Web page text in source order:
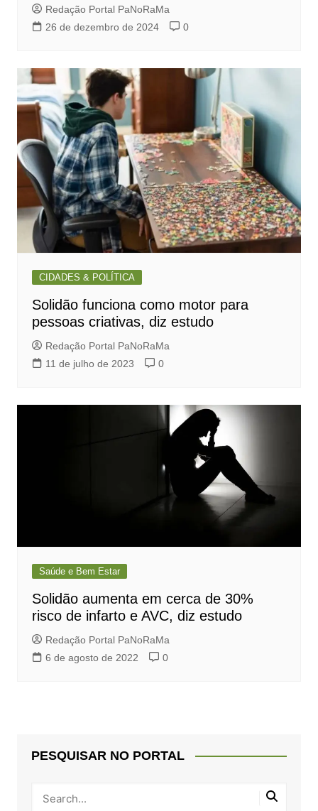
Redação Portal PaNoRaMa
26 de dezembro de 2024
0
CIDADES & POLÍTICA
Solidão funciona como motor para
pessoas criativas, diz estudo
Redação Portal PaNoRaMa
11 de julho de 2023
0
Saúde e Bem Estar
Solidão aumenta em cerca de 30%
risco de infarto e AVC, diz estudo
Redação Portal PaNoRaMa
6 de agosto de 2022
0
PESQUISAR NO PORTAL